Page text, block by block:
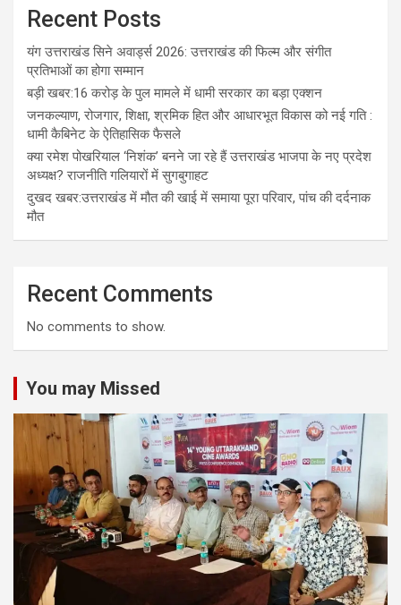
Recent Posts
यंग उत्तराखंड सिने अवार्ड्स 2026: उत्तराखंड की फिल्म और संगीत
प्रतिभाओं का होगा सम्मान
बड़ी खबर:16 करोड़ के पुल मामले में धामी सरकार का बड़ा एक्शन
जनकल्याण, रोजगार, शिक्षा, श्रमिक हित और आधारभूत विकास को नई गति :
धामी कैबिनेट के ऐतिहासिक फैसले
क्या रमेश पोखरियाल ‘निशंक’ बनने जा रहे हैं उत्तराखंड भाजपा के नए प्रदेश
अध्यक्ष? राजनीति गलियारों में सुगबुगाहट
दुखद खबर:उत्तराखंड में मौत की खाई में समाया पूरा परिवार, पांच की दर्दनाक
मौत
Recent Comments
No comments to show.
You may Missed